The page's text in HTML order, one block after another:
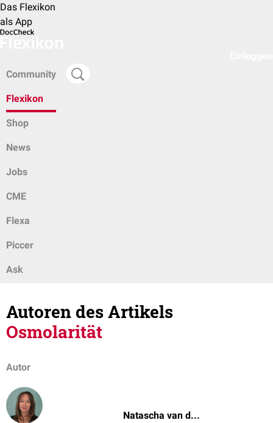
Das Flexikon
als App
Community
Flexikon
Shop
News
Jobs
CME
Flexa
Piccer
Ask
Autoren des Artikels
Osmolarität
Autor
Natascha van den Höfel